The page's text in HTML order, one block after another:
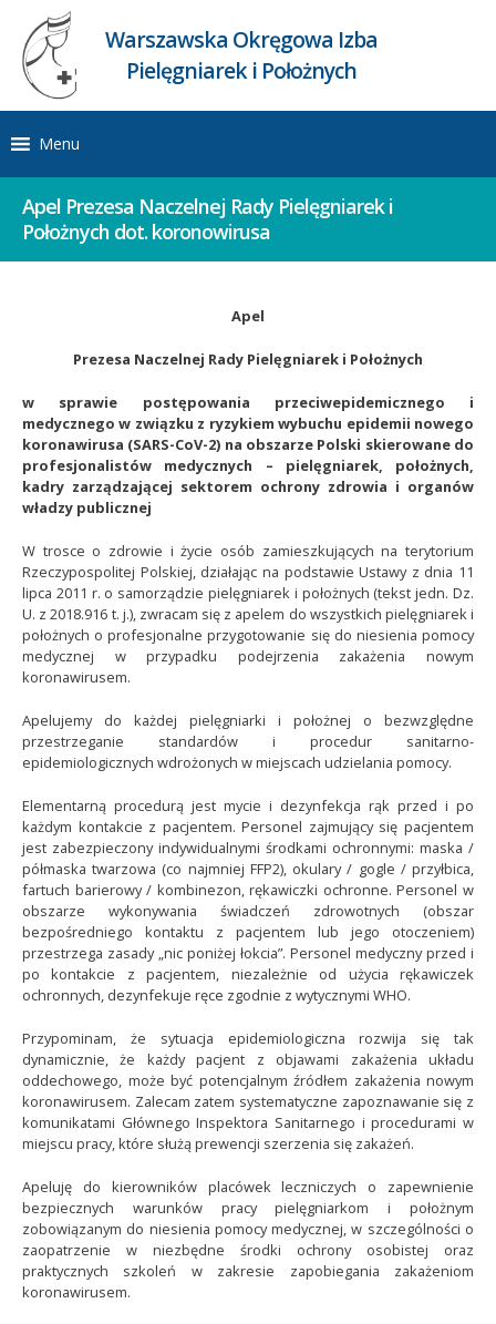
Warszawska Okręgowa Izba
Pielęgniarek i Położnych
Menu
Apel Prezesa Naczelnej Rady Pielęgniarek i
Położnych dot. koronowirusa
Apel
Prezesa Naczelnej Rady Pielęgniarek i Położnych
w sprawie postępowania przeciwepidemicznego i
medycznego w związku z ryzykiem wybuchu epidemii nowego
koronawirusa (SARS-CoV-2) na obszarze Polski skierowane do
profesjonalistów medycznych – pielęgniarek, położnych,
kadry zarządzającej sektorem ochrony zdrowia i organów
władzy publicznej
W trosce o zdrowie i życie osób zamieszkujących na terytorium
Rzeczypospolitej Polskiej, działając na podstawie Ustawy z dnia 11
lipca 2011 r. o samorządzie pielęgniarek i położnych (tekst jedn. Dz.
U. z 2018.916 t. j.), zwracam się z apelem do wszystkich pielęgniarek i
położnych o profesjonalne przygotowanie się do niesienia pomocy
medycznej w przypadku podejrzenia zakażenia nowym
koronawirusem.
Apelujemy do każdej pielęgniarki i położnej o bezwzględne
przestrzeganie standardów i procedur sanitarno-
epidemiologicznych wdrożonych w miejscach udzielania pomocy.
Elementarną procedurą jest mycie i dezynfekcja rąk przed i po
każdym kontakcie z pacjentem. Personel zajmujący się pacjentem
jest zabezpieczony indywidualnymi środkami ochronnymi: maska /
półmaska twarzowa (co najmniej FFP2), okulary / gogle / przyłbica,
fartuch barierowy / kombinezon, rękawiczki ochronne. Personel w
obszarze wykonywania świadczeń zdrowotnych (obszar
bezpośredniego kontaktu z pacjentem lub jego otoczeniem)
przestrzega zasady „nic poniżej łokcia”. Personel medyczny przed i
po kontakcie z pacjentem, niezależnie od użycia rękawiczek
ochronnych, dezynfekuje ręce zgodnie z wytycznymi WHO.
Przypominam, że sytuacja epidemiologiczna rozwija się tak
dynamicznie, że każdy pacjent z objawami zakażenia układu
oddechowego, może być potencjalnym źródłem zakażenia nowym
koronawirusem. Zalecam zatem systematyczne zapoznawanie się z
komunikatami Głównego Inspektora Sanitarnego i procedurami w
miejscu pracy, które służą prewencji szerzenia się zakażeń.
Apeluję do kierowników placówek leczniczych o zapewnienie
bezpiecznych warunków pracy pielęgniarkom i położnym
zobowiązanym do niesienia pomocy medycznej, w szczególności o
zaopatrzenie w niezbędne środki ochrony osobistej oraz
praktycznych szkoleń w zakresie zapobiegania zakażeniom
koronawirusem.